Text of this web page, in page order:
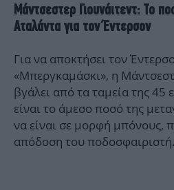
Μάντσεστερ Γιουνάιτεντ: Το
Αταλάντα για τον Έντερσον
Για να αποκτήσει τον
«Μπεργκαμάσκι», η
βγάλει από τα ταμεία της 45
είναι το άμεσο ποσό της
να είναι σε μορφή μπόνους,
απόδοση του ποδοσφαιριστή.